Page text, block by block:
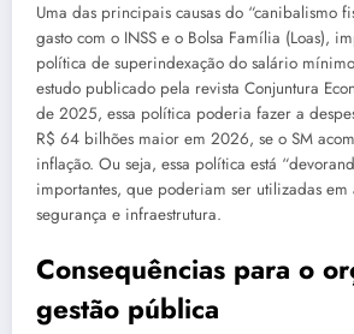
Uma das principais causas do “canibalismo
gasto com o INSS e o Bolsa Família (Loas),
política de superindexação do salário
estudo publicado pela revista Conjuntura
de 2025, essa política poderia fazer a
R$ 64 bilhões maior em 2026, se o SM
inflação. Ou seja, essa política está
importantes, que poderiam ser utilizadas em
segurança e infraestrutura.
Consequências para o
gestão pública